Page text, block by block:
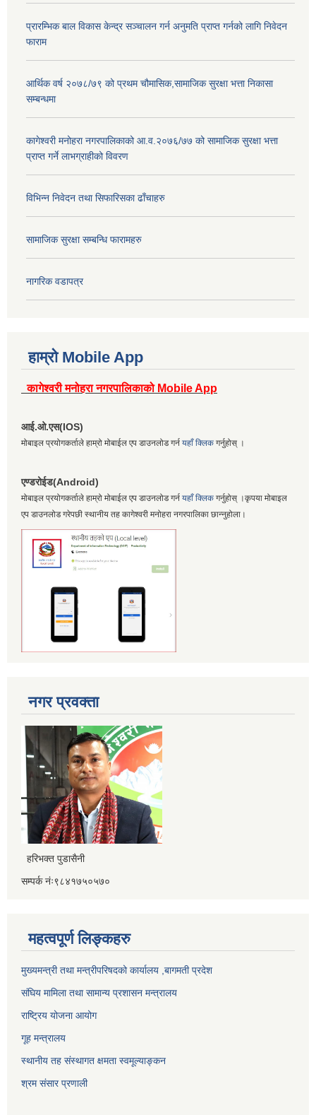
प्रारम्भिक बाल विकास केन्द्र सञ्चालन गर्न अनुमति प्राप्त गर्नको लागि निवेदन
फाराम
आर्थिक वर्ष २०७८/७९ को प्रथम चौमासिक,सामाजिक सुरक्षा भत्ता निकासा
सम्बन्धमा
कागेश्वरी मनोहरा नगरपालिकाको आ.व.२०७६/७७ को सामाजिक सुरक्षा भत्ता
प्राप्त गर्ने लाभग्राहीको विवरण
विभिन्न निवेदन तथा सिफारिसका ढाँचाहरु
सामाजिक सुरक्षा सम्बन्धि फारामहरु
नागरिक वडापत्र
हाम्रो Mobile App
कागेश्वरी मनोहरा नगरपालिकाको Mobile App
आई.ओ.एस(IOS)
मोबाइल प्रयोगकर्ताले हाम्रो मोबाईल एप डाउनलोड गर्न यहाँ क्लिक गर्नुहोस् ।
एण्डरोईड(Android)
मोबाइल प्रयोगकर्ताले हाम्रो मोबाईल एप डाउनलोड गर्न यहाँ क्लिक गर्नुहोस् ।कृपया मोबाइल
एप डाउनलोड गरेपछी स्थानीय तह कागेश्वरी मनोहरा नगरपालिका छान्नुहोला।
नगर प्रवक्ता
हरिभक्त पुडासैनी
सम्पर्क नंः९८४१७५०५७०
महत्वपूर्ण लिङ्कहरु
मुख्यमन्त्री तथा मन्त्रीपरिषदको कार्यालय ,बागमती प्रदेश
संघिय मामिला तथा सामान्य प्रशासन मन्त्रालय
राष्ट्रिय योजना आयोग
गूह मन्त्रालय
स्थानीय तह संस्थागत क्षमता स्वमूल्याङ्कन
श्रम संसार प्रणाली